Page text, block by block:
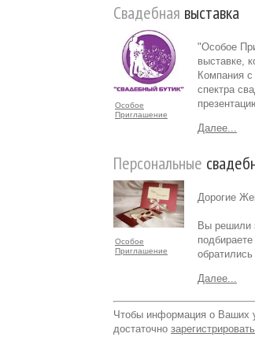
Свадебная выставка
Особое
Приглашение
"Особое
выставке,
Компания
спектра
Далее...
Персональные
Особое
Приглашение
Дорогие
Вы решили
Далее...
Чтобы информация о Ваших
достаточно